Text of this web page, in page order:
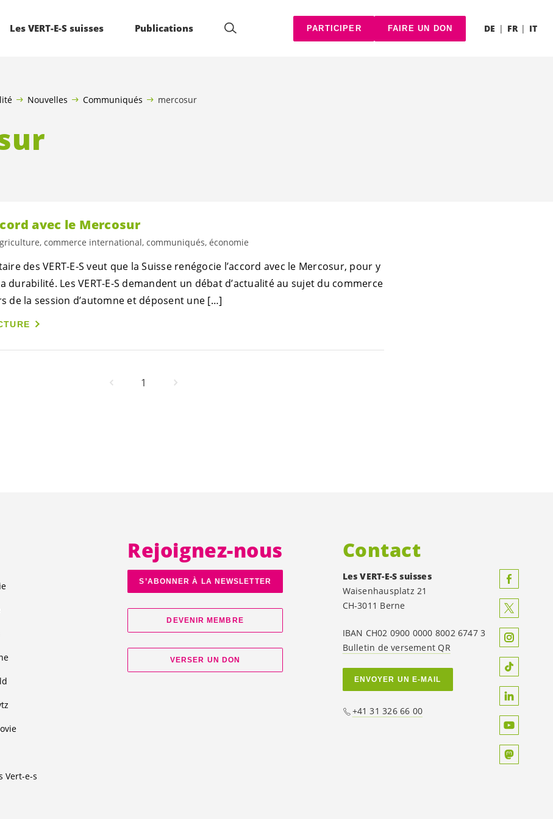
Les VERT-E-S suisses Publications PARTICIPER FAIRE UN DON DE FR IT
Nouvelles Communiqués mercosur
avec le Mercosur
commerce international, communiqués, économie
des VERT-E-S veut que la Suisse renégocie l’accord avec le Mercosur, pour y
durabilité. Les VERT-E-S demandent un débat d’actualité au sujet du commerce
de la session d’automne et déposent une […]
1
Vert-e-s
Rejoignez-nous
S’ABONNER À LA NEWSLETTER
DEVENIR MEMBRE
VERSER UN DON
Contact
LesVERT-E-S suisses
Waisenhausplatz 21
CH-3011 Berne
IBAN CH02 0900 0000 8002 6747 3
Bulletin de versement QR
ENVOYER UN E-MAIL
+41 31 326 66 00